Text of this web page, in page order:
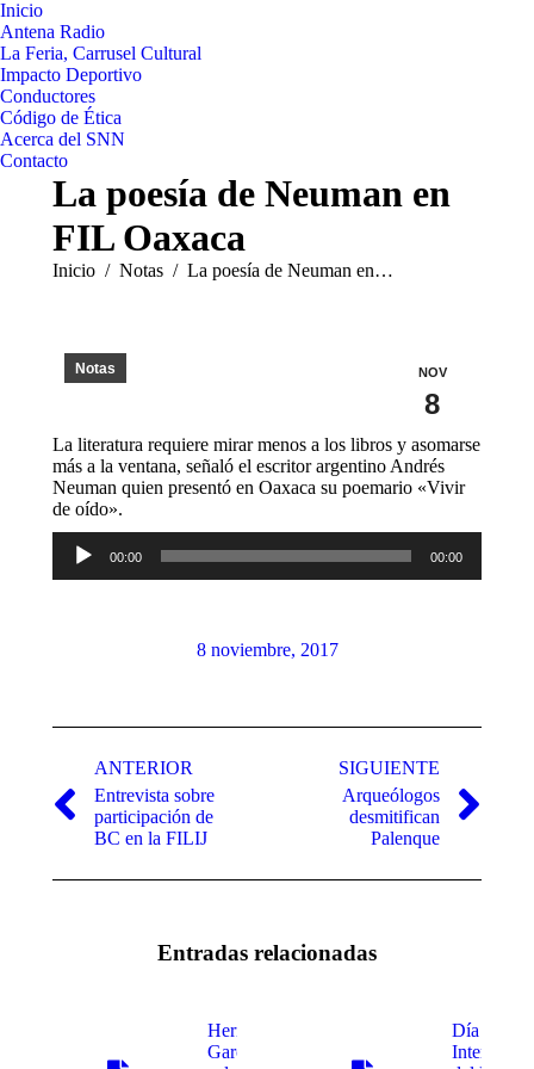
Inicio
Antena Radio
La Feria, Carrusel Cultural
Impacto Deportivo
Conductores
Código de Ética
Acerca del SNN
Contacto
La poesía de Neuman en
FIL Oaxaca
Estás aquí:
Inicio Notas La poesía de Neuman en…
NOV
8
Notas
La literatura requiere mirar menos a los libros y asomarse
más a la ventana, señaló el escritor argentino Andrés
Neuman quien presentó en Oaxaca su poemario «Vivir
de oído».
Reproductor
audio
00:00 00:00
8 noviembre, 2017
entre
publicaciones
ANTERIOR
Publicación
anterior:
Entrevista sobre
participación de
BC en la FILIJ
SIGUIENTE
Publicación
siguiente:
Arqueólogos
desmitifican
Palenque
Entradas relacionadas
Hermanas
García
Día